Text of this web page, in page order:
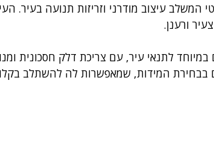
המשלב עיצוב מודרני וזריזות תנועה בעיר.
ורענן.
לתנאי עיר, עם צריכת דלק חסכונית
בבחירת המידות, שמאפשרות לה להשתלב